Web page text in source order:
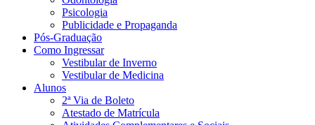
Psicologia
Publicidade e Propaganda
Pós-Graduação
Como Ingressar
Vestibular de Inverno
Vestibular de Medicina
Alunos
2ª Via de Boleto
Atestado de Matrícula